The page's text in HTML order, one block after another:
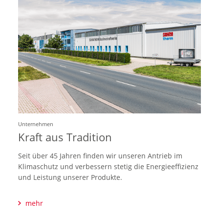
Unternehmen
Kraft aus Tradition
Seit über 45 Jahren finden wir unseren Antrieb im
Klimaschutz und verbessern stetig die Energieeffizienz
und Leistung unserer Produkte.
mehr